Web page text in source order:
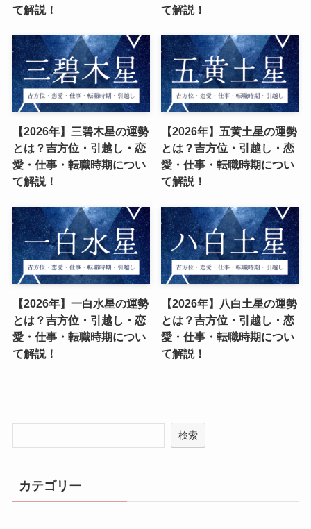
て解説！
て解説！
【2026年】三碧木星の運勢
とは？吉方位・引越し・恋
愛・仕事・転職時期につい
て解説！
【2026年】五黄土星の運勢
とは？吉方位・引越し・恋
愛・仕事・転職時期につい
て解説！
【2026年】一白水星の運勢
とは？吉方位・引越し・恋
愛・仕事・転職時期につい
て解説！
【2026年】八白土星の運勢
とは？吉方位・引越し・恋
愛・仕事・転職時期につい
て解説！
検索
カテゴリー